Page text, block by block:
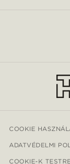
COOKIE
ADATVÉDELMI
COOKIE-K